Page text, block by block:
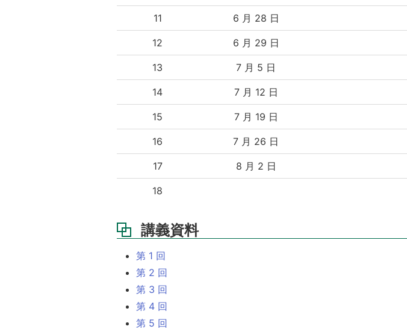
11 6 月 28 日
12 6 月 29 日
13 7 月 5 日
14 7 月 12 日
15 7 月 19 日
16 7 月 26 日
17 8 月 2 日
18
講義資料
第 1 回
第 2 回
第 3 回
第 4 回
第 5 回